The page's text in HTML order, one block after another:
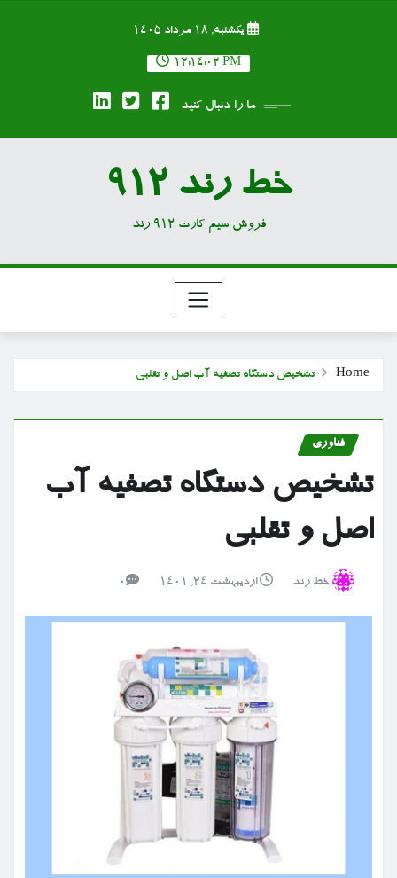
یکشنبه, ۱۸ مرداد ۱۴۰۵
12:14:03 PM
ما را دنبال کنید
خط رند 912
فروش سیم کارت 912 رند
Home تشخیص دستگاه تصفیه آب اصل و تقلبی
فناوری
تشخیص دستگاه تصفیه آب
اصل و تقلبی
خط رند اردیبهشت ۲۴, ۱۴۰۱ 0